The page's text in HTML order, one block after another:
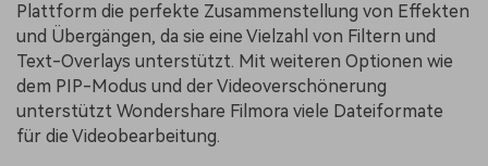
Plattform die perfekte Zusammenstellung von Effekten
und Übergängen, da sie eine Vielzahl von Filtern und
Text-Overlays unterstützt. Mit weiteren Optionen wie
dem PIP-Modus und der Videoverschönerung
unterstützt Wondershare Filmora viele Dateiformate
für die Videobearbeitung.